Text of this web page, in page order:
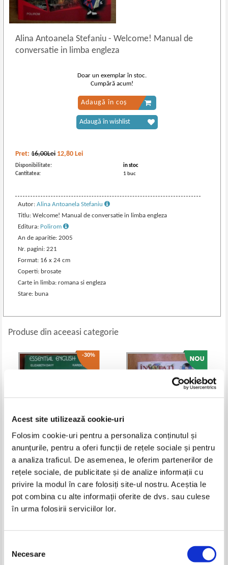
Acest site utilizează cookie-uri
Folosim cookie-uri pentru a personaliza conținutul și
anunțurile, pentru a oferi funcții de rețele sociale și pentru
a analiza traficul. De asemenea, le oferim partenerilor de
rețele sociale, de publicitate și de analize informații cu
privire la modul în care folosiți site-ul nostru. Aceștia le
pot combina cu alte informații oferite de dvs. sau culese
în urma folosirii serviciilor lor.
consimțământului
Necesare
Alina Antoanela Stefaniu- Welcome! Manual de
conversatie in limba engleza
Pret:16,00Lei 12,80 Lei
Disponibilitate:
in stoc
Cantitatea:
1 buc
Autor:Alina Antoanela Stefaniu
Titlu: Welcome! Manual de conversatie in limba engleza
Editura: Polirom
An de aparitie: 2005
Nr. pagini: 221
Format: 16 x 24 cm
Coperti: brosate
Carte in limba: romana si engleza
Stare: buna
Doar un exemplar în stoc.
Cumpără acum!
Adaugă în coș
Adaugă în wishlist
Produse din aceeasi categorie
-30%
Elizabeth Davy - Exercitii pentru
testul Toefl
Pret: 13,00Lei 9,10 Lei
Adaugă în coș
Florin Musat - Invatati engleza
rapid
Pret:15,00 Lei
Adaugă în coș